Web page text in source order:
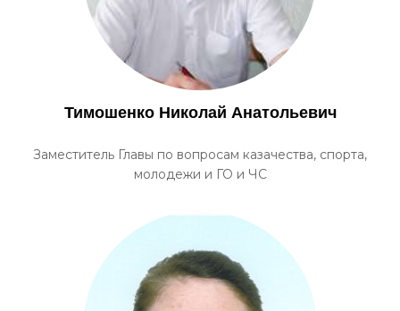
Тимошенко Николай Анатольевич
Заместитель Главы по вопросам казачества, спорта,
молодежи и ГО и ЧС